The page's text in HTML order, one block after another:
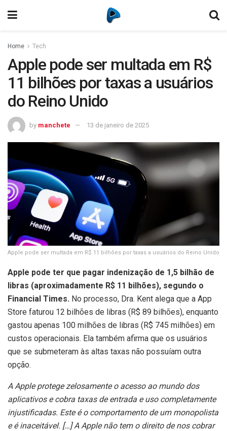
Home Tech
Apple pode ser multada em R$
11 bilhões por taxas a usuários
do Reino Unido
by manchete 13 de janeiro de 2025
Apple pode ser multada em R$ 11 bilhões por taxas a usuários do Reino Unido
Apple pode ter que pagar indenização de 1,5 bilhão de
libras (aproximadamente R$ 11 bilhões), segundo o
Financial Times. No processo, Dra. Kent alega que a App
Store faturou 12 bilhões de libras (R$ 89 bilhões), enquanto
gastou apenas 100 milhões de libras (R$ 745 milhões) em
custos operacionais. Ela também afirma que os usuários
que se submeteram às altas taxas não possuíam outra
opção.
A Apple protege zelosamente o acesso ao mundo dos
aplicativos e cobra taxas de entrada e uso completamente
injustificadas. Este é o comportamento de um monopolista
e é inaceitável. […] A Apple não tem o direito de nos cobrar